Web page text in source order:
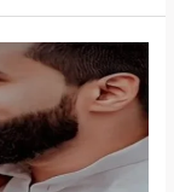
صادق
ومشهور
لجلب
الحبيب
وتهييجه
والاخضاع